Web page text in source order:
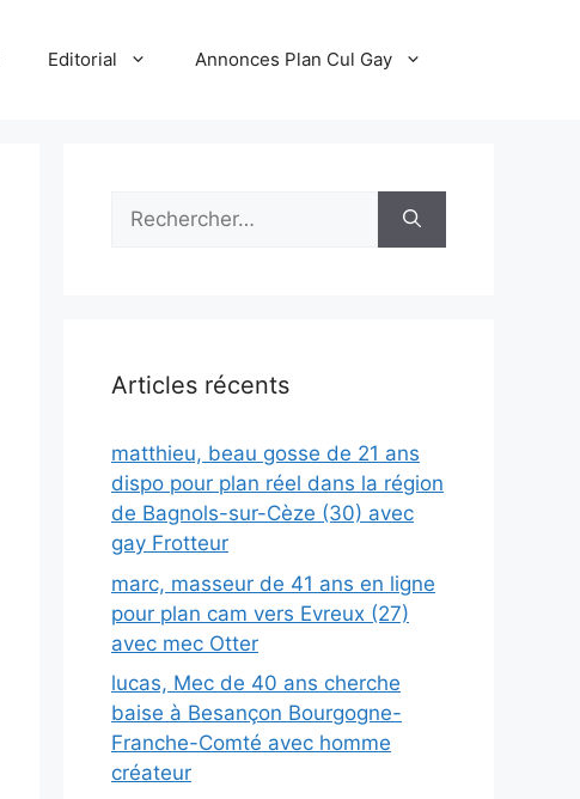
Editorial Annonces Plan Cul Gay
Rechercher :
Articles récents
matthieu, beau gosse de 21 ans
dispo pour plan réel dans la région
de Bagnols-sur-Cèze (30) avec
gay Frotteur
marc, masseur de 41 ans en ligne
pour plan cam vers Evreux (27)
avec mec Otter
lucas, Mec de 40 ans cherche
baise à Besançon Bourgogne-
Franche-Comté avec homme
créateur